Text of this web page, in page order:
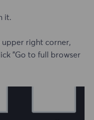
it.
upper right corner,
"Go to full browser